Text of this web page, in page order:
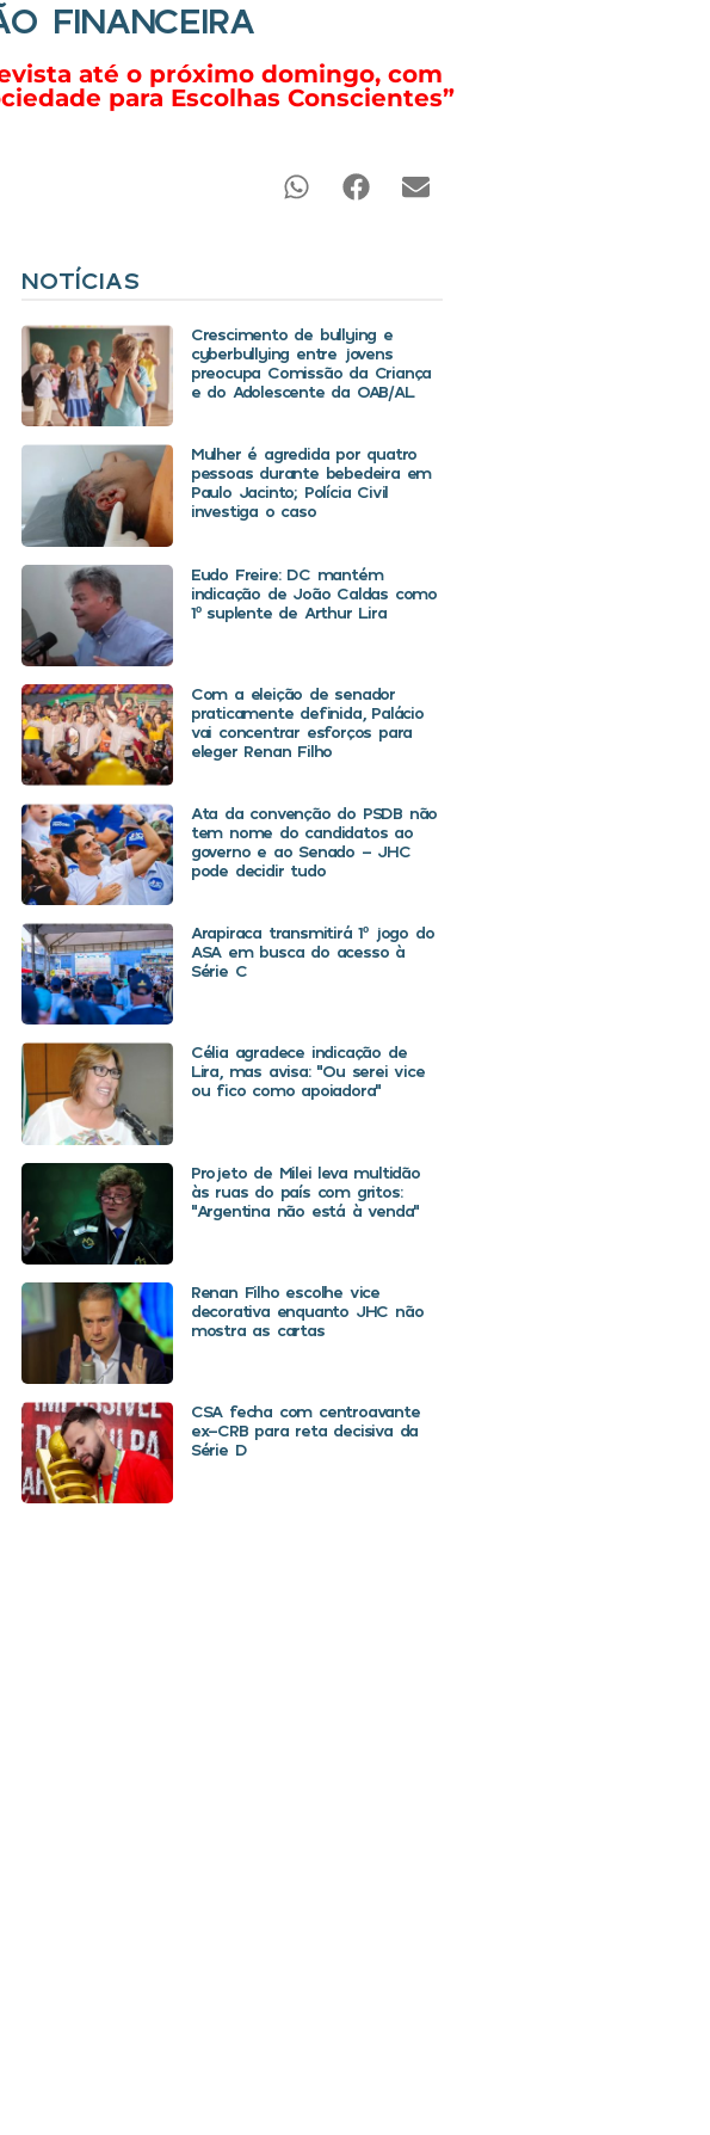
FINANCEIRA
até o próximo domingo, com
para Escolhas Conscientes”
NOTÍCIAS
Crescimento de bullying e
cyberbullying entre jovens
preocupa Comissão da Criança
e do Adolescente da OAB/AL
Mulher é agredida por quatro
pessoas durante bebedeira em
Paulo Jacinto; Polícia Civil
investiga o caso
Eudo Freire: DC mantém
indicação de João Caldas como
1º suplente de Arthur Lira
Com a eleição de senador
praticamente definida, Palácio
vai concentrar esforços para
eleger Renan Filho
Ata da convenção do PSDB não
tem nome do candidatos ao
governo e ao Senado – JHC
pode decidir tudo
Arapiraca transmitirá 1º jogo do
ASA em busca do acesso à
Série C
Célia agradece indicação de
Lira, mas avisa: “Ou serei vice
ou fico como apoiadora”
Projeto de Milei leva multidão
às ruas do país com gritos:
“Argentina não está à venda”
Renan Filho escolhe vice
decorativa enquanto JHC não
mostra as cartas
CSA fecha com centroavante
ex-CRB para reta decisiva da
Série D